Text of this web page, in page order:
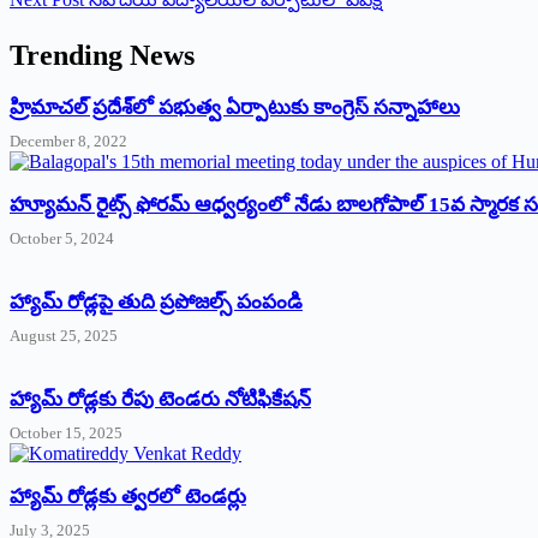
Trending News
‌హ్రిమాచల్‌ ‌ప్రదేశ్‌లో పభుత్వ ఏర్పాటుకు కాంగ్రెస్‌ ‌సన్నాహాలు
December 8, 2022
హ్యూమన్‌ రైట్స్‌ ఫోరమ్‌ ఆధ్వర్యంలో నేడు బాలగోపాల్‌ 15వ స్మారక
October 5, 2024
హ్యామ్‌ రోడ్లపై తుది ప్రపోజల్స్‌ పంపండి
August 25, 2025
హ్యామ్‌ రోడ్లకు రేపు టెండరు నోటిఫికేషన్‌
October 15, 2025
హ్యామ్‌ రోడ్లకు త్వరలో టెండర్లు
July 3, 2025